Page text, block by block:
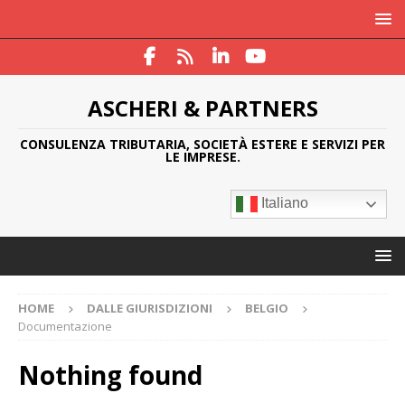
ASCHERI & PARTNERS
CONSULENZA TRIBUTARIA, SOCIETÀ ESTERE E SERVIZI PER
LE IMPRESE.
Italiano
HOME DALLE GIURISDIZIONI
BELGIO
Documentazione
Nothing found